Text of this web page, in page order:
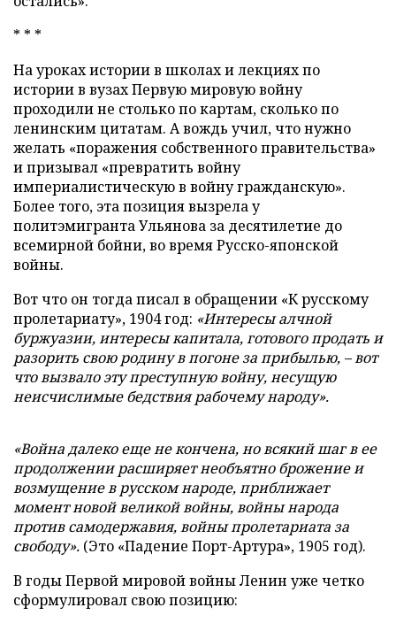
* * *
На уроках истории в школах и лекциях по
истории в вузах Первую мировую войну
проходили не столько по картам, сколько по
ленинским цитатам. А вождь учил, что нужно
желать «поражения собственного правительства»
и призывал «превратить войну
империалистическую в войну гражданскую».
Более того, эта позиция вызрела у
политэмигранта Ульянова за десятилетие до
всемирной бойни, во время Русско-японской
войны.
Вот что он тогда писал в обращении «К русскому
пролетариату», 1904 год: «Интересы алчной
буржуазии, интересы капитала, готового продать и
разорить свою родину в погоне за прибылью, – вот
что вызвало эту преступную войну, несущую
неисчислимые бедствия рабочему народу».
«Война далеко еще не кончена, но всякий шаг в ее
продолжении расширяет необъятно брожение и
возмущение в русском народе, приближает
момент новой великой войны, войны народа
против самодержавия, войны пролетариата за
свободу». (Это «Падение Порт-Артура», 1905 год).
В годы Первой мировой войны Ленин уже четко
сформулировал свою позицию: